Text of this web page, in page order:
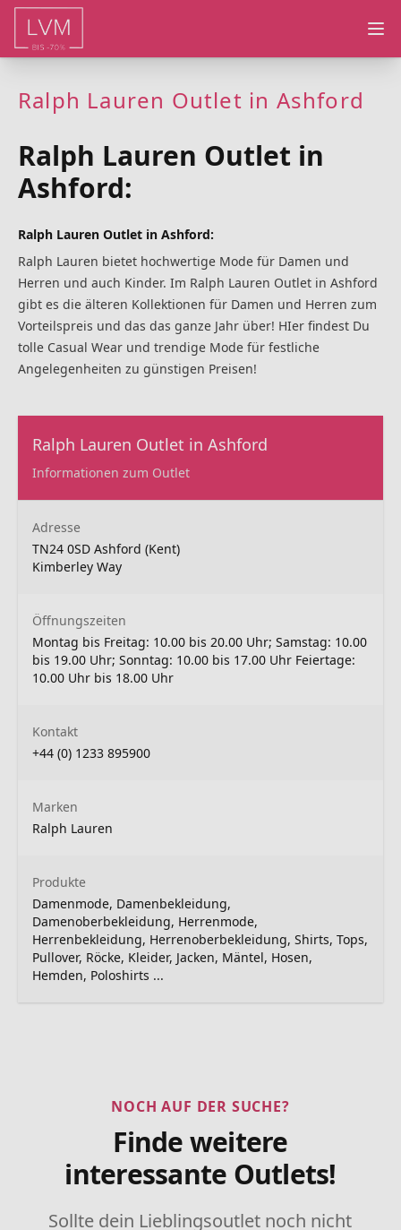
Ralph Lauren Outlet in Ashford
Ralph Lauren Outlet in
Ashford:
Ralph Lauren Outlet in Ashford:
Ralph Lauren bietet hochwertige Mode für Damen und
Herren und auch Kinder. Im Ralph Lauren Outlet in Ashford
gibt es die älteren Kollektionen für Damen und Herren zum
Vorteilspreis und das das ganze Jahr über! HIer findest Du
tolle Casual Wear und trendige Mode für festliche
Angelegenheiten zu günstigen Preisen!
Ralph Lauren Outlet in Ashford
Informationen zum Outlet
Adresse
TN24 0SD Ashford (Kent)
Kimberley Way
Öffnungszeiten
Montag bis Freitag: 10.00 bis 20.00 Uhr; Samstag: 10.00
bis 19.00 Uhr; Sonntag: 10.00 bis 17.00 Uhr Feiertage:
10.00 Uhr bis 18.00 Uhr
Kontakt
+44 (0) 1233 895900
Marken
Ralph Lauren
Produkte
Damenmode, Damenbekleidung,
Damenoberbekleidung, Herrenmode,
Herrenbekleidung, Herrenoberbekleidung, Shirts, Tops,
Pullover, Röcke, Kleider, Jacken, Mäntel, Hosen,
Hemden, Poloshirts ...
NOCH AUF DER SUCHE?
Finde weitere
interessante Outlets!
Sollte dein Lieblingsoutlet noch nicht